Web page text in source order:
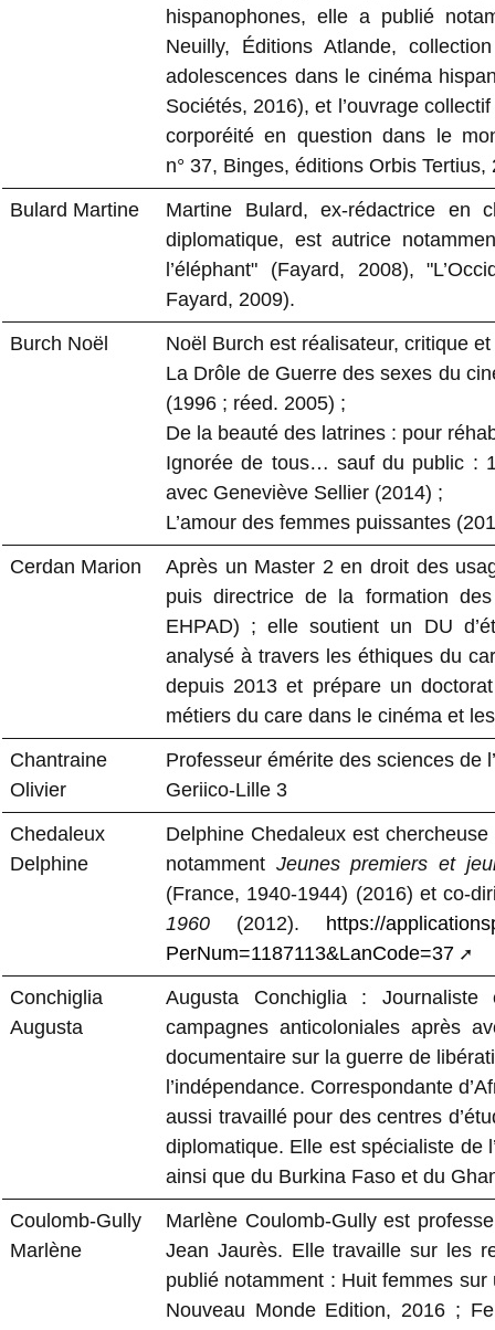
hispanophones, elle a publié
Neuilly, Éditions Atlande,
adolescences dans le cinéma
Sociétés, 2016), et l’ouvrage
corporéité en question dans le
n° 37, Binges, éditions Orbis Tertius,
Bulard Martine
Martine Bulard, ex-rédactrice en
diplomatique, est autrice
l’éléphant" (Fayard, 2008),
Fayard, 2009).
Burch Noël
Noël Burch est réalisateur, critique
La Drôle de Guerre des sexes du
(1996 ; réed. 2005) ;
De la beauté des latrines : pour
Ignorée de tous… sauf du public :
avec Geneviève Sellier (2014) ;
L’amour des femmes puissantes
Cerdan Marion
Après un Master 2 en droit des
puis directrice de la formation
EHPAD) ; elle soutient un DU
analysé à travers les éthiques du
depuis 2013 et prépare un
métiers du care dans le cinéma et
Chantraine
Olivier
Professeur émérite des sciences de
Geriico-Lille 3
Chedaleux
Delphine
Delphine Chedaleux est
notamment Jeunes premiers et
(France, 1940-1944) (2016) et co-
1960(2012). https://
PerNum=1187113&LanCode=37
Conchiglia
Augusta
Augusta Conchiglia :
campagnes anticoloniales après
documentaire sur la guerre de
l’indépendance. Correspondante
aussi travaillé pour des centres
diplomatique. Elle est spécialiste de
ainsi que du Burkina Faso et du
Coulomb-Gully
Marlène
Marlène Coulomb-Gully est
Jean Jaurès. Elle travaille sur les
publié notamment : Huit femmes
Nouveau Monde Edition, 2016 ;